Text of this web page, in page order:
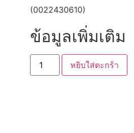
(0022430610)
ข้อมูลเพิ่มเติม
หยิบใส่ตะกร้า